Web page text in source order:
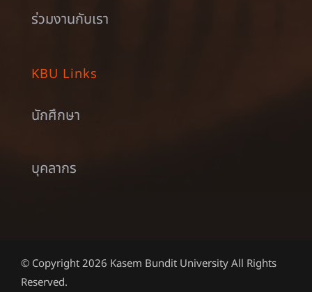
ร่วมงานกับเรา
KBU Links
นักศึกษา
บุคลากร
© Copyright 2026 Kasem Bundit University All Rights
Reserved.